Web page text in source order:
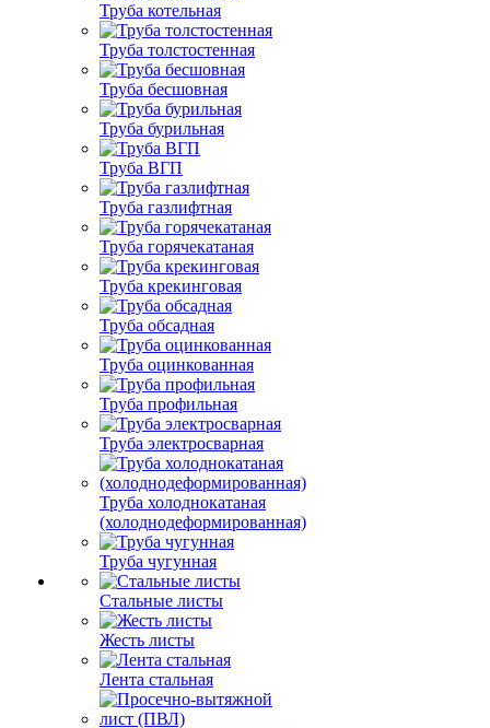
Труба котельная
Труба толстостенная
Труба бесшовная
Труба бурильная
Труба ВГП
Труба газлифтная
Труба горячекатаная
Труба крекинговая
Труба обсадная
Труба оцинкованная
Труба профильная
Труба электросварная
Труба холоднокатаная
(холоднодеформированная)
Труба чугунная
Стальные листы
Жесть листы
Лента стальная